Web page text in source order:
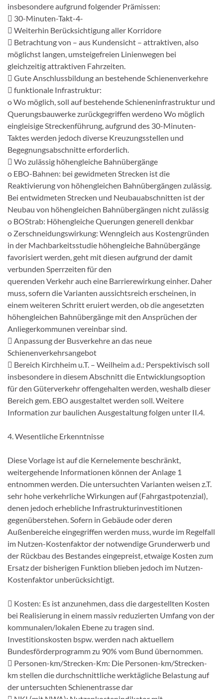
insbesondere aufgrund folgender Prämissen:
 30-Minuten-Takt-4-
 Weiterhin Berücksichtigung aller Korridore
 Betrachtung von – aus Kundensicht – attraktiven, also
möglichst langen, umsteigefreien Linienwegen bei
gleichzeitig attraktiven Fahrzeiten.
 Gute Anschlussbildung an bestehende Schienenverkehre
 funktionale Infrastruktur:
o Wo möglich, soll auf bestehende Schieneninfrastruktur und
Querungsbauwerke zurückgegriffen werdeno Wo möglich
eingleisige Streckenführung, aufgrund des 30-Minuten-
Taktes werden jedoch diverse Kreuzungsstellen und
Begegnungsabschnitte erforderlich.
 Wo zulässig höhengleiche Bahnübergänge
o EBO-Bahnen: bei gewidmeten Strecken ist die
Reaktivierung von höhengleichen Bahnübergängen zulässig.
Bei entwidmeten Strecken und Neubauabschnitten ist der
Neubau von höhengleichen Bahnübergängen nicht zulässig
o BOStrab: Höhengleiche Querungen generell denkbar
o Zerschneidungswirkung: Wenngleich aus Kostengründen
in der Machbarkeitsstudie höhengleiche Bahnübergänge
favorisiert werden, geht mit diesen aufgrund der damit
verbunden Sperrzeiten für den
querenden Verkehr auch eine Barrierewirkung einher. Daher
muss, sofern die Varianten aussichtsreich erscheinen, in
einem weiteren Schritt eruiert werden, ob die angesetzten
höhengleichen Bahnübergänge mit den Ansprüchen der
Anliegerkommunen vereinbar sind.
 Anpassung der Busverkehre an das neue
Schienenverkehrsangebot
 Bereich Kirchheim u.T. – Weilheim a.d.: Perspektivisch soll
insbesondere in diesem Abschnitt die Entwicklungsoption
für den Güterverkehr offengehalten werden, weshalb dieser
Bereich gem. EBO ausgestaltet werden soll. Weitere
Information zur baulichen Ausgestaltung folgen unter II.4.
4. Wesentliche Erkenntnisse
Diese Vorlage ist auf die Kernelemente beschränkt,
weitergehende Informationen können der Anlage 1
entnommen werden. Die untersuchten Varianten weisen z.T.
sehr hohe verkehrliche Wirkungen auf (Fahrgastpotenzial),
denen jedoch erhebliche Infrastrukturinvestitionen
gegenüberstehen. Sofern in Gebäude oder deren
Außenbereiche eingegriffen werden muss, wurde im Regelfall
im Nutzen-Kostenfaktor der notwendige Grunderwerb und
der Rückbau des Bestandes eingepreist, etwaige Kosten zum
Ersatz der bisherigen Funktion blieben jedoch im Nutzen-
Kostenfaktor unberücksichtigt.
 Kosten: Es ist anzunehmen, dass die dargestellten Kosten
bei Realisierung in einem massiv reduzierten Umfang von der
kommunalen/lokalen Ebene zu tragen sind.
Investitionskosten bspw. werden nach aktuellem
Bundesförderprogramm zu 90% vom Bund übernommen.
 Personen-km/Strecken-Km: Die Personen-km/Strecken-
km stellen die durchschnittliche werktägliche Belastung auf
der untersuchten Schienentrasse dar